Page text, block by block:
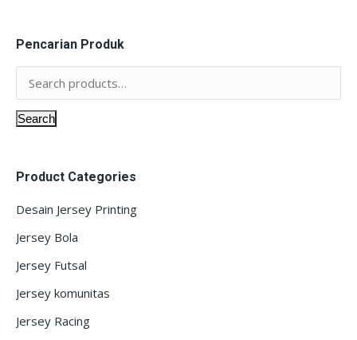
Pencarian Produk
Search
Product Categories
Desain Jersey Printing
Jersey Bola
Jersey Futsal
Jersey komunitas
Jersey Racing